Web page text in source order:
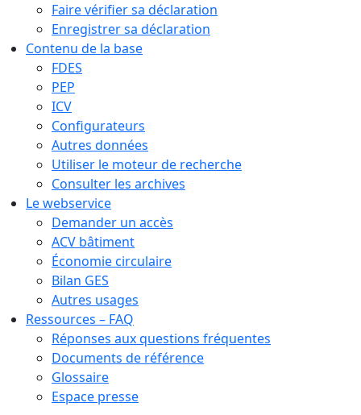
Faire vérifier sa déclaration
Enregistrer sa déclaration
Contenu de la base
FDES
PEP
ICV
Configurateurs
Autres données
Utiliser le moteur de recherche
Consulter les archives
Le webservice
Demander un accès
ACV bâtiment
Économie circulaire
Bilan GES
Autres usages
Ressources – FAQ
Réponses aux questions fréquentes
Documents de référence
Glossaire
Espace presse